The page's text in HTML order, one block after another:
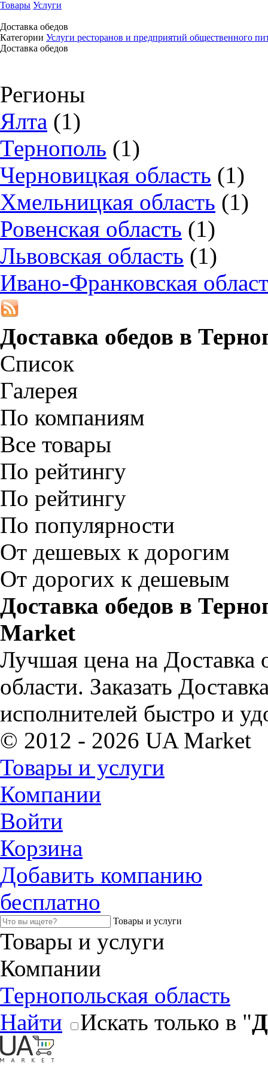
Товары Услуги
Доставка обедов
Категории Услуги ресторанов и предприятий общественного
Доставка обедов
Регионы
Ялта (1)
Тернополь (1)
Черновицкая область (1)
Хмельницкая область (1)
Ровенская область (1)
Львовская область (1)
Ивано-Франковская
Доставка обедов в
Список
Галерея
По компаниям
Все товары
По рейтингу
По рейтингу
По популярности
От дешевых к дорогим
От дорогих к дешевым
Доставка обедов в
Market
Лучшая цена на Доставка
области. Заказать
исполнителей быстро и
© 2012 - 2026 UA Market
Товары и услуги
Компании
Войти
Корзина
Добавить компанию
бесплатно
Товары и услуги
Товары и услуги
Компании
Тернопольская область
Найти
Искать только в "